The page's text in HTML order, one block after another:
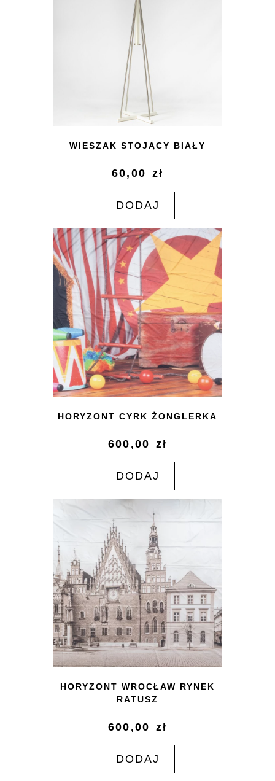
WIESZAK STOJĄCY BIAŁY
60,00 zł
DODAJ
HORYZONT CYRK ŻONGLERKA
600,00 zł
DODAJ
HORYZONT WROCŁAW RYNEK
RATUSZ
600,00 zł
DODAJ